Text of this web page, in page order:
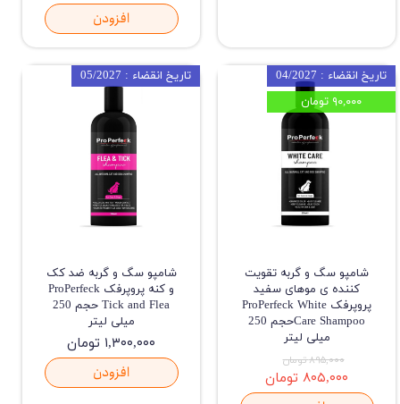
افزودن
شامپو سگ و گربه تقویت
کننده ی موهای سفید
پروپرفک ProPerfeck White
Care Shampooحجم 250
میلی لیتر
۸۹۵,۰۰۰ تومان
۸۰۵,۰۰۰ تومان
تاریخ انقضاء : 04/2027
۹۰,۰۰۰ تومان
شامپو سگ و گربه ضد کک
و کنه پروپرفک ProPerfeck
Tick and Flea حجم 250
میلی لیتر
۱,۳۰۰,۰۰۰ تومان
افزودن
تاریخ انقضاء : 05/2027